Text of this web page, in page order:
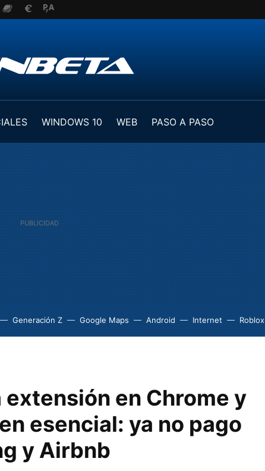
WINDOWS 10 WEB
PASO A PASO
Generación Z Google Maps Android Internet Roblox
en Chrome y
esencial: ya no pago
y Airbnb